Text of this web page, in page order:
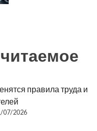
правила труда и
07/2026